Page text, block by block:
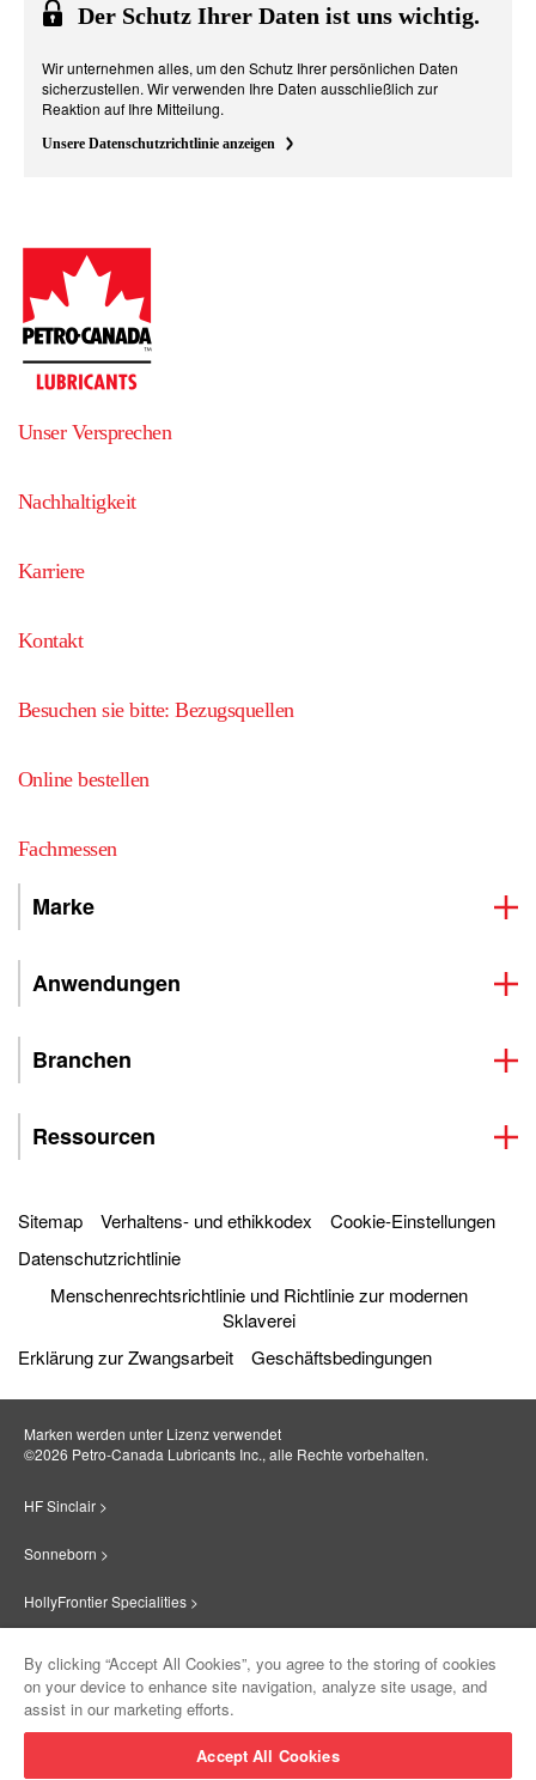
Der Schutz Ihrer Daten ist uns wichtig.
Wir unternehmen alles, um den Schutz Ihrer persönlichen Daten
sicherzustellen. Wir verwenden Ihre Daten ausschließlich zur
Reaktion auf Ihre Mitteilung.
Unsere Datenschutzrichtlinie anzeigen
Unser Versprechen
Nachhaltigkeit
Karriere
Kontakt
Besuchen sie bitte: Bezugsquellen
Online bestellen
Fachmessen
Marke
Anwendungen
Branchen
Ressourcen
Sitemap Verhaltens- und ethikkodex
Cookie-Einstellungen
Datenschutzrichtlinie
Menschenrechtsrichtlinie und Richtlinie zur modernen
Sklaverei
Erklärung zur Zwangsarbeit
Geschäftsbedingungen
Marken werden unter Lizenz verwendet
©2026 Petro‐Canada Lubricants Inc., alle Rechte vorbehalten.
HF Sinclair >
Sonneborn >
HollyFrontier Specialities >
Suniso >
By clicking “Accept All Cookies”, you agree to the storing of cookies
on your device to enhance site navigation, analyze site usage, and
assist in our marketing efforts.
Accept All Cookies